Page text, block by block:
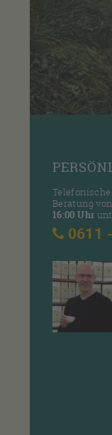
Beratung von
16:00 Uhr
0611